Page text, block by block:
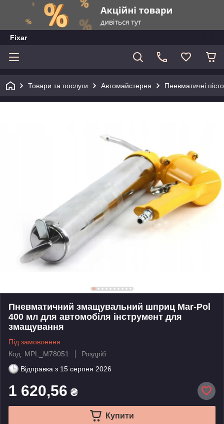
Fixar
Товари та послуги Автомайстерня Пневматичні
Пневматичний змащувальний шприц Mar-Pol
400 мл для автомобіля інструмент для
змащування
Під замовлення
Код: MPL_M78051
Роздріб
Відправка з 15 серпня 2026
1 620,56 ₴
Купити